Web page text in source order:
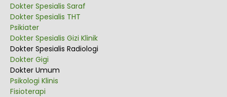
Dokter Spesialis Saraf
Dokter Spesialis THT
Psikiater
Dokter Spesialis Gizi Klinik
Dokter Spesialis Radiologi
Dokter Gigi
Dokter Umum
Psikologi Klinis
Fisioterapi